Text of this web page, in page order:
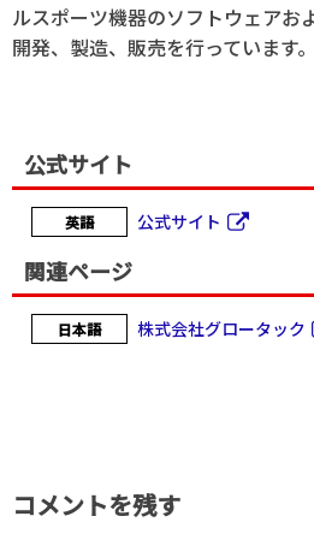
ルスポーツ機器のソフトウェアお
開発、製造、販売を行っています。
公式サイト
英語 公式サイト
関連ページ
日本語 株式会社グロータック
コメントを残す